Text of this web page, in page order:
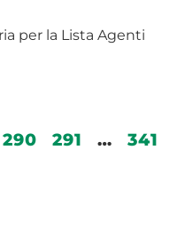
per la Lista Agenti
290 291 … 341